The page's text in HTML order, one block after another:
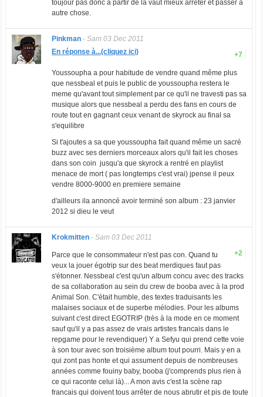
toujour pas donc a partir de la vaut mieux arréter et passer a
autre chose.
Pinkman- Sam 03 Dec 2011
+7
En réponse à...(cliquez ici)
Youssoupha a pour habitude de vendre quand même plus
que nessbeal et puis le public de youssoupha restera le
meme qu'avant tout simplement par ce qu'il ne travesti pas sa
musique alors que nessbeal a perdu des fans en cours de
route tout en gagnant ceux venant de skyrock au final sa
s'equilibre
Si t'ajoutes a sa que youssoupha fait quand même un sacré
buzz avec ses derniers morceaux alors qu'il fait les choses
dans son coin jusqu'a que skyrock a rentré en playlist
menace de mort ( pas longtemps c'est vrai) jpense il peux
vendre 8000-9000 en premiere semaine
d'ailleurs ila annoncé avoir terminé son album : 23 janvier
2012 si dieu le veut
Krokmitten- Sam 03 Dec 2011
+2
Parce que le consommateur n'est pas con. Quand tu
veux la jouer égotrip sur des beat merdiques faut pas
s'étonner. Nessbeal c'est qu'un album concu avec des tracks
de sa collaboration au sein du crew de booba avec à la prod
Animal Son. C'était humble, des textes traduisants les
malaises sociaux et de superbe mélodies. Pour les albums
suivant c'est direct EGOTRIP (très à la mode en ce moment
sauf qu'il y a pas assez de vrais artistes francais dans le
repgame pour le revendiquer) Y a Sefyu qui prend cette voie
à son tour avec son troisième album tout pourri. Mais y en a
qui zont pas honte et qui assument depuis de nombreuses
années comme fouiny baby, booba (j'comprends plus rien à
ce qui raconte celui là)... A mon avis c'est la scène rap
francais qui doivent tous arrêter de nous abrutir et pis de toute